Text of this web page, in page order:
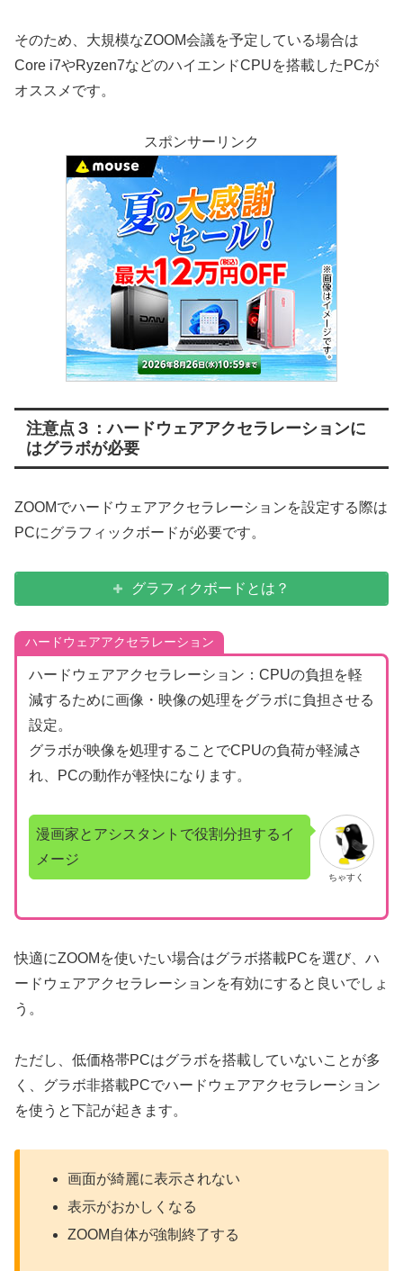
そのため、大規模なZOOM会議を予定している場合は
Core i7やRyzen7などのハイエンドCPUを搭載したPCが
オススメです。
スポンサーリンク
注意点３：ハードウェアアクセラレーションに
はグラボが必要
ZOOMでハードウェアアクセラレーションを設定する際は
PCにグラフィックボードが必要です。
グラフィクボードとは？
ハードウェアアクセラレーション
ハードウェアアクセラレーション：CPUの負担を軽
減するために画像・映像の処理をグラボに負担させる
設定。
グラボが映像を処理することでCPUの負荷が軽減さ
れ、PCの動作が軽快になります。
ちゃすく
漫画家とアシスタントで役割分担するイ
メージ
快適にZOOMを使いたい場合はグラボ搭載PCを選び、ハ
ードウェアアクセラレーションを有効にすると良いでしょ
う。
ただし、低価格帯PCはグラボを搭載していないことが多
く、グラボ非搭載PCでハードウェアアクセラレーション
を使うと下記が起きます。
画面が綺麗に表示されない
表示がおかしくなる
ZOOM自体が強制終了する